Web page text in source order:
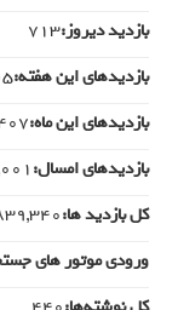
بازدید دیروز:713
بازدیدهای این هفته:
بازدیدهای این ماه:
بازدیدهای امسال:
کل بازدید ها:
ورودی‌ موتور های